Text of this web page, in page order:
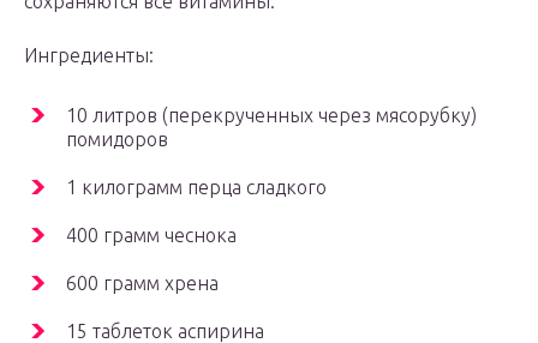
Ингредиенты:
10 литров (перекрученных через мясорубку)
помидоров
1 килограмм перца сладкого
400 грамм чеснока
600 грамм хрена
15 таблеток аспирина